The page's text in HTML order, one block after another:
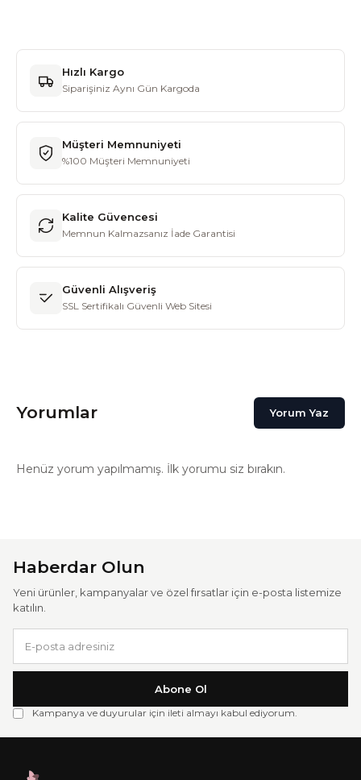
Hızlı Kargo
Siparişiniz Aynı Gün Kargoda
Müşteri Memnuniyeti
%100 Müşteri Memnuniyeti
Kalite Güvencesi
Memnun Kalmazsanız İade Garantisi
Güvenli Alışveriş
SSL Sertifikalı Güvenli Web Sitesi
Yorumlar Yorum Yaz
Henüz yorum yapılmamış. İlk yorumu siz bırakın.
Haberdar Olun
Yeni ürünler, kampanyalar ve özel fırsatlar için e-posta listemize
katılın.
Abone Ol
Kampanya ve duyurular için ileti almayı kabul ediyorum.